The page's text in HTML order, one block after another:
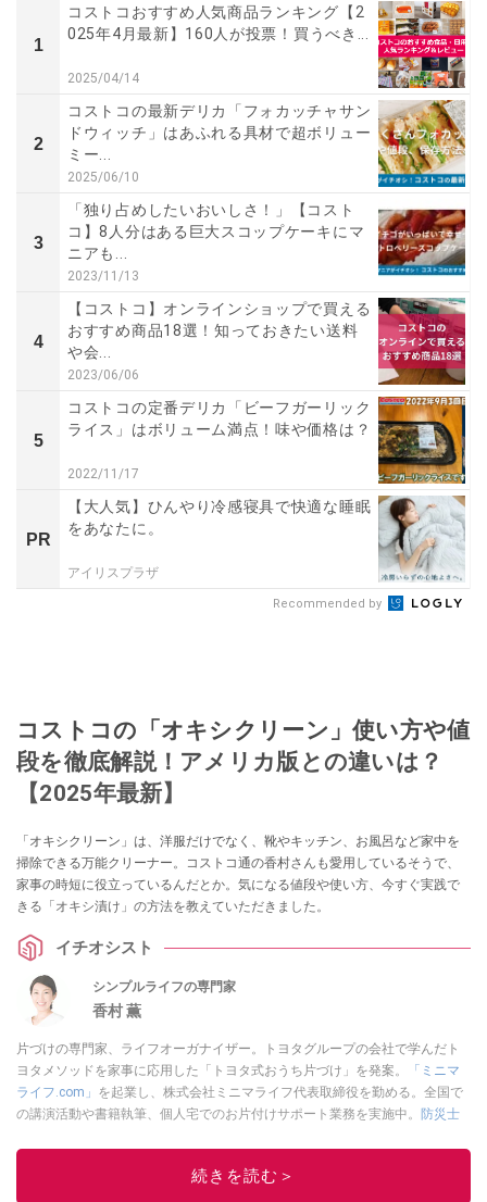
1
コストコおすすめ人気商品ランキング【2
025年4月最新】160人が投票！買うべき...
2025/04/14
2
コストコの最新デリカ「フォカッチャサン
ドウィッチ」はあふれる具材で超ボリュー
ミー...
2025/06/10
3
「独り占めしたいおいしさ！」【コスト
コ】8人分はある巨大スコップケーキにマ
ニアも...
2023/11/13
4
【コストコ】オンラインショップで買える
おすすめ商品18選！知っておきたい送料
や会...
2023/06/06
5
コストコの定番デリカ「ビーフガーリック
ライス」はボリューム満点！味や価格は？
2022/11/17
PR
【大人気】ひんやり冷感寝具で快適な睡眠
をあなたに。
アイリスプラザ
Recommended by
コストコの「オキシクリーン」使い方や値
段を徹底解説！アメリカ版との違いは？
【2025年最新】
「オキシクリーン」は、洋服だけでなく、靴やキッチン、お風呂など家中を
掃除できる万能クリーナー。コストコ通の香村さんも愛用しているそうで、
家事の時短に役立っているんだとか。気になる値段や使い方、今すぐ実践で
きる「オキシ漬け」の方法を教えていただきました。
イチオシスト
シンプルライフの専門家
香村 薫
片づけの専門家、ライフオーガナイザー。トヨタグループの会社で学んだト
ヨタメソッドを家事に応用した「トヨタ式おうち片づけ」を発案。
「ミニマ
ライフ.com」 を起業し、株式会社ミニマライフ代表取締役を勤める。全国で
の講演活動や書籍執筆、個人宅でのお片付けサポート業務を実施中。
防災士
このイチオシストの他の記事を読む
続きを読む＞